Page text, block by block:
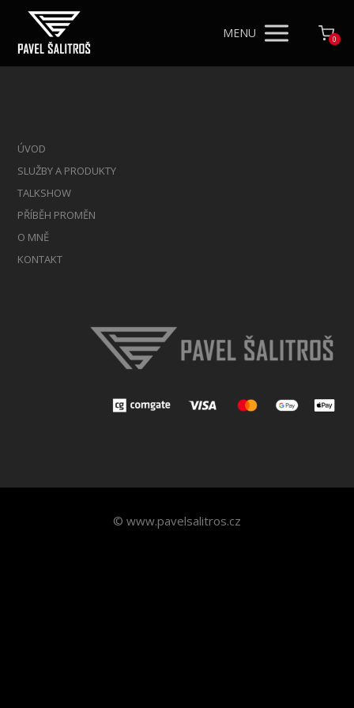
MENU 0
ÚVOD
SLUŽBY A PRODUKTY
TALKSHOW
PŘÍBĚH PROMĚN
O MNĚ
KONTAKT
© www.pavelsalitros.cz